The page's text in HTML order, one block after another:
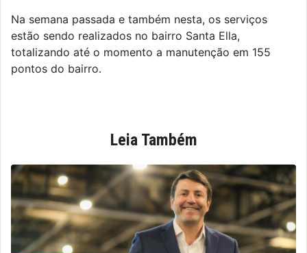
Na semana passada e também nesta, os serviços
estão sendo realizados no bairro Santa Ella,
totalizando até o momento a manutenção em 155
pontos do bairro.
Leia Também